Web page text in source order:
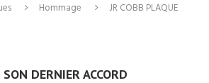
Hommage
JR COBB PLAQUE
DERNIER ACCORD